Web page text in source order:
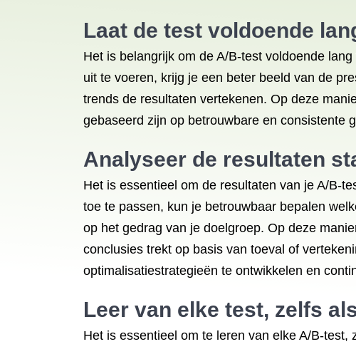
Laat de test voldoende
Het is belangrijk om de A/B-test voldoende
uit te voeren, krijg je een beter beeld van de
trends de resultaten vertekenen. Op deze
gebaseerd zijn op betrouwbare en consistente
Analyseer de resultaten
Het is essentieel om de resultaten van je A/B-
toe te passen, kun je betrouwbaar bepalen
op het gedrag van je doelgroep. Op deze
conclusies trekt op basis van toeval of
optimalisatiestrategieën te ontwikkelen en
Leer van elke test, zelfs
Het is essentieel om te leren van elke A/B-